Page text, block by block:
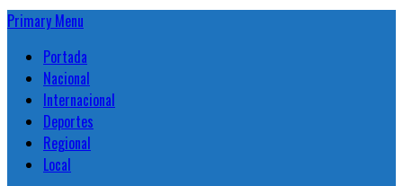
Primary Menu
Portada
Nacional
Internacional
Deportes
Regional
Local